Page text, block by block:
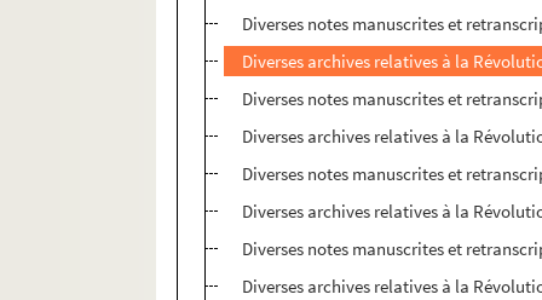
Diverses notes manuscrites et
Diverses archives relatives à la
Diverses notes manuscrites et
Diverses archives relatives à la
Diverses notes manuscrites et
Diverses archives relatives à la
Diverses notes manuscrites et
Diverses archives relatives à la